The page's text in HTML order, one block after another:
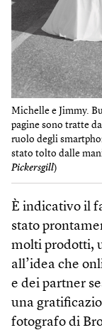
Michelle e Jimmy.
pagine sono tratte
ruolo degli
stato tolto dalle
Pickersgill)
È indicativo il
stato
molti prodotti,
all’idea che
e dei partner
una
fotografo di